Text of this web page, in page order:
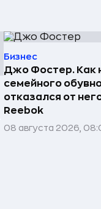
Бизнес
Джо Фостер. Как
семейного
отказался от
Reebok
08 августа 2026,